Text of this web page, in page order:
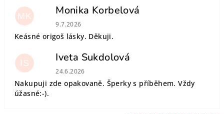
MK Monika Korbelová
Hodnocení obchodu je 5 z 5 hvězdiček.
9.7.2026
Keásné origoš lásky. Děkuji.
IS Iveta Sukdolová
Hodnocení obchodu je 5 z 5 hvězdiček.
24.6.2026
Nakupuji zde opakovaně. Šperky s příběhem. Vždy
úžasné:-).